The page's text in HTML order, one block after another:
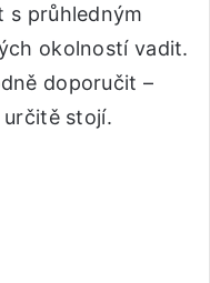
s průhledným
okolností vadit.
doporučit –
stojí.